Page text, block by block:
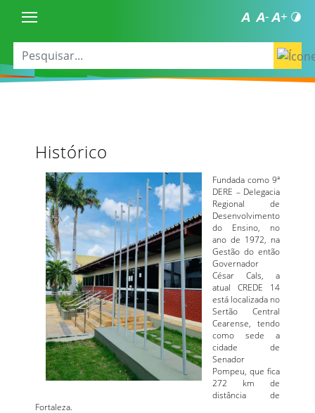
Histórico
Fundada como 9ª
DERE – Delegacia
Regional de
Desenvolvimento
do Ensino, no
ano de 1972, na
Gestão do então
Governador
César Cals, a
atual CREDE 14
está localizada no
Sertão Central
Cearense, tendo
como sede a
cidade de
Senador
Pompeu, que fica
272 km de
distância de
Fortaleza.